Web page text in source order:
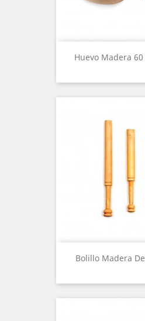
Huevo Madera
Bolillo Madera